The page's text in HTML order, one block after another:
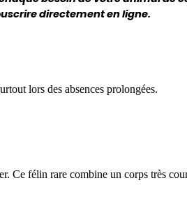
directement en ligne.
lors des absences prolongées.
Ce félin rare combine un corps très